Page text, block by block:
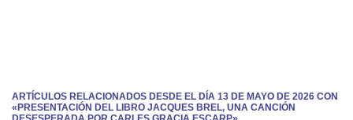
ARTÍCULOS RELACIONADOS DESDE EL DÍA 13 DE MAYO DE 2026 CON
«PRESENTACIÓN DEL LIBRO JACQUES BREL, UNA CANCIÓN